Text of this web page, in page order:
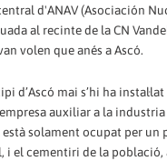
d'ANAV (Asociación
al recinte de la CN
volen que anés a Ascó.
d’Ascó mai s’hi ha
auxiliar a la industria
solament ocupat per un
i el cementiri de la